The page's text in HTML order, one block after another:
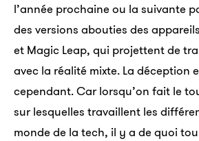
l’année prochaine ou la suivante
des versions abouties des
et Magic Leap, qui projettent de
avec la réalité mixte. La déception
cependant. Car lorsqu’on fait le
sur lesquelles travaillent les
monde de la tech, il y a de quoi